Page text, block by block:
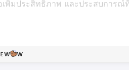
เพิ่มประสิทธิภาพ และประสบการ